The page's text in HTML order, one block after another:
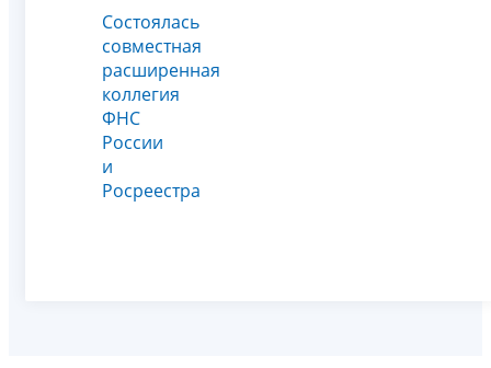
Состоялась
совместная
расширенная
коллегия
ФНС
России
и
Росреестра